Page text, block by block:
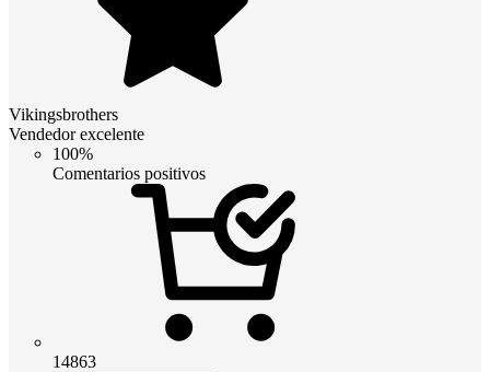
Vikingsbrothers
Vendedor excelente
100%
Comentarios positivos
14863